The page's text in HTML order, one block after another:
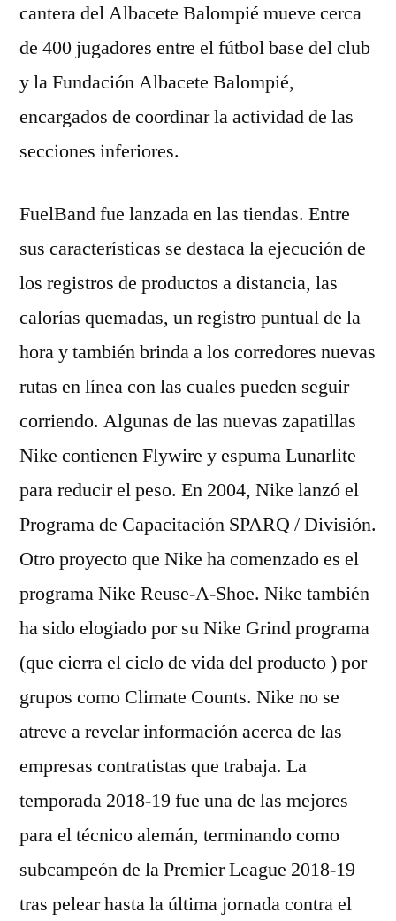
cantera del Albacete Balompié mueve cerca
de 400 jugadores entre el fútbol base del club
y la Fundación Albacete Balompié,
encargados de coordinar la actividad de las
secciones inferiores.
FuelBand fue lanzada en las tiendas. Entre
sus características se destaca la ejecución de
los registros de productos a distancia, las
calorías quemadas, un registro puntual de la
hora y también brinda a los corredores nuevas
rutas en línea con las cuales pueden seguir
corriendo. Algunas de las nuevas zapatillas
Nike contienen Flywire y espuma Lunarlite
para reducir el peso. En 2004, Nike lanzó el
Programa de Capacitación SPARQ / División.
Otro proyecto que Nike ha comenzado es el
programa Nike Reuse-A-Shoe. Nike también
ha sido elogiado por su Nike Grind programa
(que cierra el ciclo de vida del producto ) por
grupos como Climate Counts. Nike no se
atreve a revelar información acerca de las
empresas contratistas que trabaja. La
temporada 2018-19 fue una de las mejores
para el técnico alemán, terminando como
subcampeón de la Premier League 2018-19
tras pelear hasta la última jornada contra el